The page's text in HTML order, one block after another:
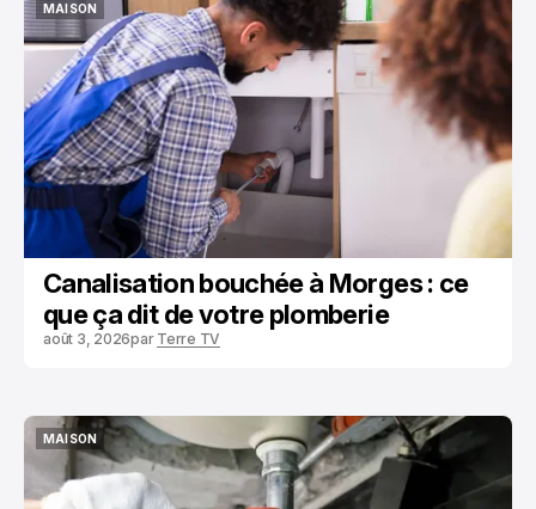
MAISON
MAISON
Canalisation bouchée à Morges : ce
que ça dit de votre plomberie
août 3, 2026par Terre TV
MAISON
MAISON